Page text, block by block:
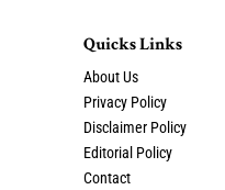
Quicks Links
About Us
Privacy Policy
Disclaimer Policy
Editorial Policy
Contact